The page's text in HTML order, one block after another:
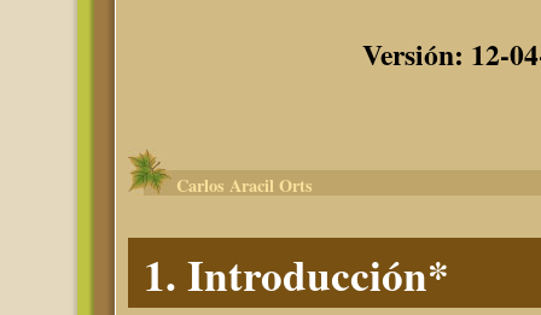
Versión: 12-
Carlos Aracil Orts
1. Introducción*